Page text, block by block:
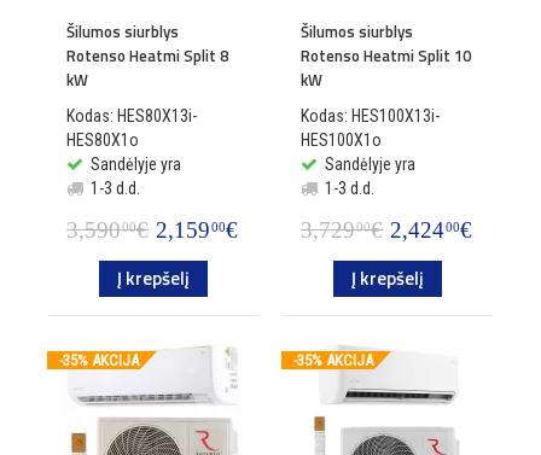
Šilumos siurblys
Rotenso Heatmi Split 8
kW
Kodas: HES80X13i-
HES80X1o
Sandėlyje yra
1-3 d.d.
3,59000€ 2,15900€
Į krepšelį
Šilumos siurblys
Rotenso Heatmi Split 10
kW
Kodas: HES100X13i-
HES100X1o
Sandėlyje yra
1-3 d.d.
3,72900€ 2,42400€
Į krepšelį
-35% AKCIJA -35% AKCIJA